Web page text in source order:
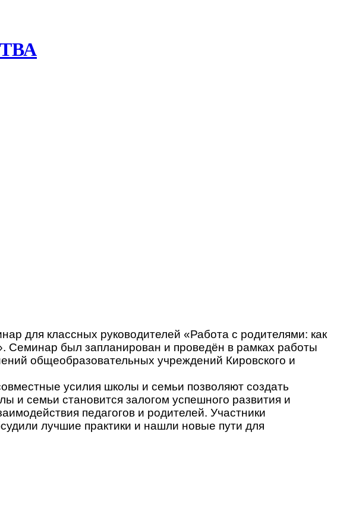
для классных руководителей «Работа с родителями: как
Семинар был запланирован и проведён в рамках работы
общеобразовательных учреждений Кировского и
усилия школы и семьи позволяют создать
и семьи становится залогом успешного развития и
педагогов и родителей. Участники
лучшие практики и нашли новые пути для